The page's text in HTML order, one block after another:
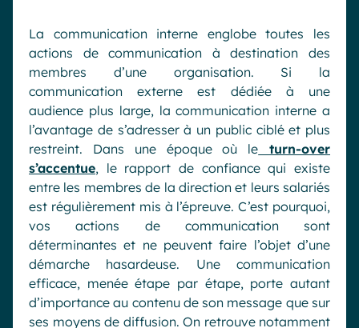
La communication interne englobe toutes les
actions de communication à destination des
membres d’une organisation. Si la
communication externe est dédiée à une
audience plus large, la communication interne a
l’avantage de s’adresser à un public ciblé et plus
restreint. Dans une époque où le turn-over
s’accentue, le rapport de confiance qui existe
entre les membres de la direction et leurs salariés
est régulièrement mis à l’épreuve. C’est pourquoi,
vos actions de communication sont
déterminantes et ne peuvent faire l’objet d’une
démarche hasardeuse. Une communication
efficace, menée étape par étape, porte autant
d’importance au contenu de son message que sur
ses moyens de diffusion. On retrouve notamment